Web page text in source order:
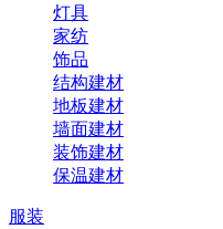
灯具
家纺
饰品
结构建材
地板建材
墙面建材
装饰建材
保温建材
服装